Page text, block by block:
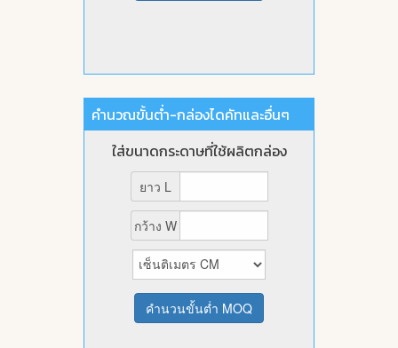
คำนวณขั้นต่ำ-กล่องไดคัทและอื่นๆ
ใส่ขนาดกระดาษที่ใช้ผลิตกล่อง